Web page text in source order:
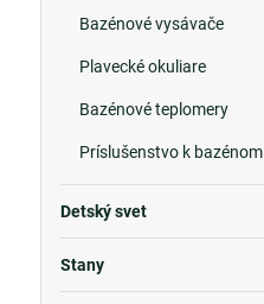
Bazénové vysávače
Plavecké okuliare
Bazénové teplomery
Príslušenstvo k bazénom
Detský svet
Stany